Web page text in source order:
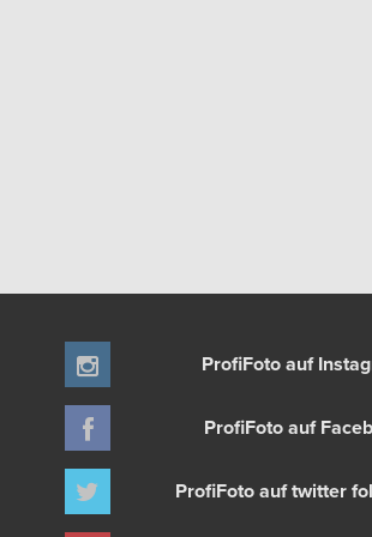
ProfiFoto auf
ProfiFoto auf
ProfiFoto auf twitter